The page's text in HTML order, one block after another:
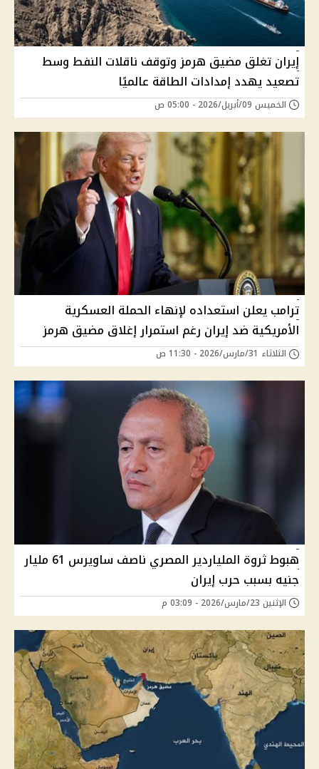
إيران تغلق مضيق هرمز وتوقف ناقلات النفط وسط
تصعيد يهدد إمدادات الطاقة عالميًا
الخميس 09/أبريل/2026 - 05:00 ص
ترامب يعلن استعداده لإنهاء الحملة العسكرية
الأمريكية ضد إيران رغم استمرار إغلاق مضيق هرمز
الثلاثاء 31/مارس/2026 - 11:30 ص
هبوط ثروة الملياردير المصري ناصف ساويرس 61 مليار
جنيه بسبب حرب إيران
الإثنين 23/مارس/2026 - 03:09 م